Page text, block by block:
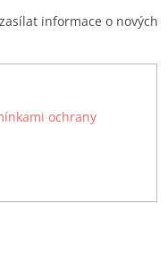
informace o nových
ochrany